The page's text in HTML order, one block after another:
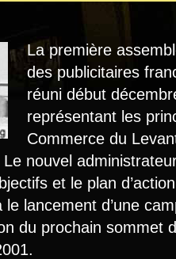
La première
des publicitaires
réuni début
représentant les
Commerce du
nouvel
et le plan
le lancement d’une
du prochain sommet